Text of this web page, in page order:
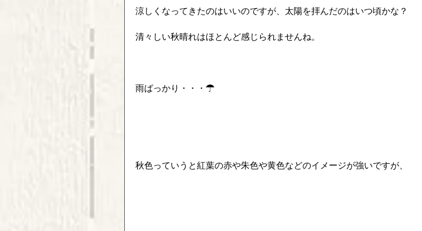
涼しくなってきたのはいいのですが、太陽を拝んだのはいつ頃かな？
清々しい秋晴れはほとんど感じられませんね。
雨ばっかり・・・☂
秋色っていうと紅葉の赤や朱色や黄色などのイメージが強いですが、